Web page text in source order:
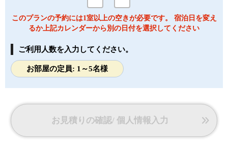
このプランの予約には1室以上の空きが必要です。 宿泊日を変え
るか上記カレンダーから別の日付を選択してください
ご利用人数を入力してください。
お部屋の定員: 1～5名様
お見積りの確認/ 個人情報入力